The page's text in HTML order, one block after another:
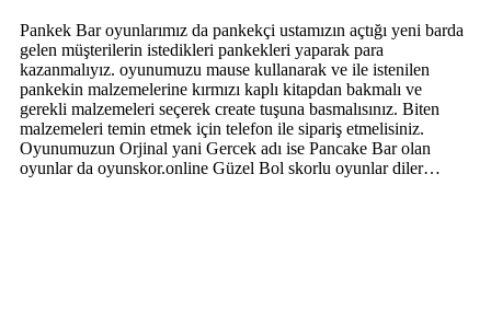
Pankek Bar oyunlarımız da pankekçi ustamızın açtığı yeni barda
gelen müşterilerin istedikleri pankekleri yaparak para
kazanmalıyız. oyunumuzu mause kullanarak ve ile istenilen
pankekin malzemelerine kırmızı kaplı kitapdan bakmalı ve
gerekli malzemeleri seçerek create tuşuna basmalısınız. Biten
malzemeleri temin etmek için telefon ile sipariş etmelisiniz.
Oyunumuzun Orjinal yani Gercek adı ise Pancake Bar olan
oyunlar da oyunskor.online Güzel Bol skorlu oyunlar diler…